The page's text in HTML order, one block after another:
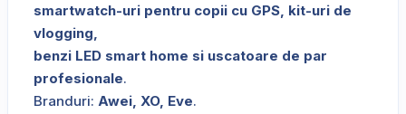
smartwatch-uri pentru copii cu GPS, kit-uri de
vlogging,
benzi LED smart home si uscatoare de par
profesionale.
Branduri: Awei, XO, Eve.